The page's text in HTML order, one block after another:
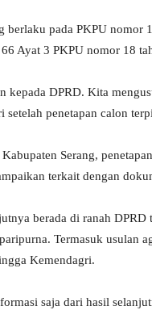
berlaku pada PKPU nomor
Ayat 3 PKPU nomor 18
kepada DPRD. Kita
setelah penetapan calon
Serang,
terkait dengan
berada di ranah
Termasuk usulan
Kemendagri.
saja dari hasil